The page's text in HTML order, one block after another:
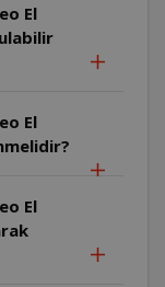
El
El
El